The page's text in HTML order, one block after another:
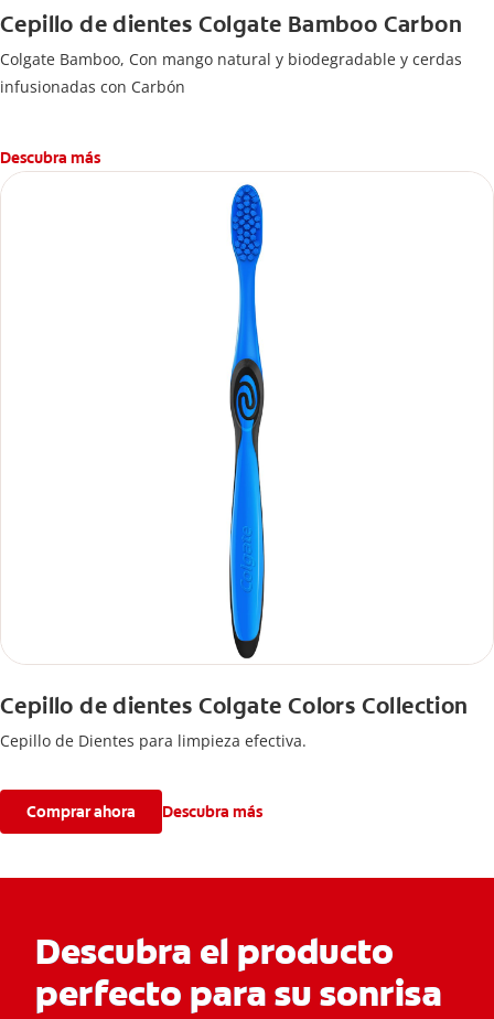
Cepillo de dientes Colgate Bamboo Carbon
Colgate Bamboo, Con mango natural y biodegradable y cerdas
infusionadas con Carbón
Descubra más
Cepillo de dientes Colgate Colors Collection
Cepillo de Dientes para limpieza efectiva.
Comprar ahora Descubra más
Descubra el producto
perfecto para su sonrisa